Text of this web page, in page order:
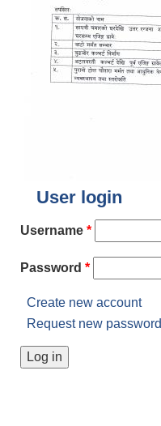
User login
Username *
Password *
Create new account
Request new password